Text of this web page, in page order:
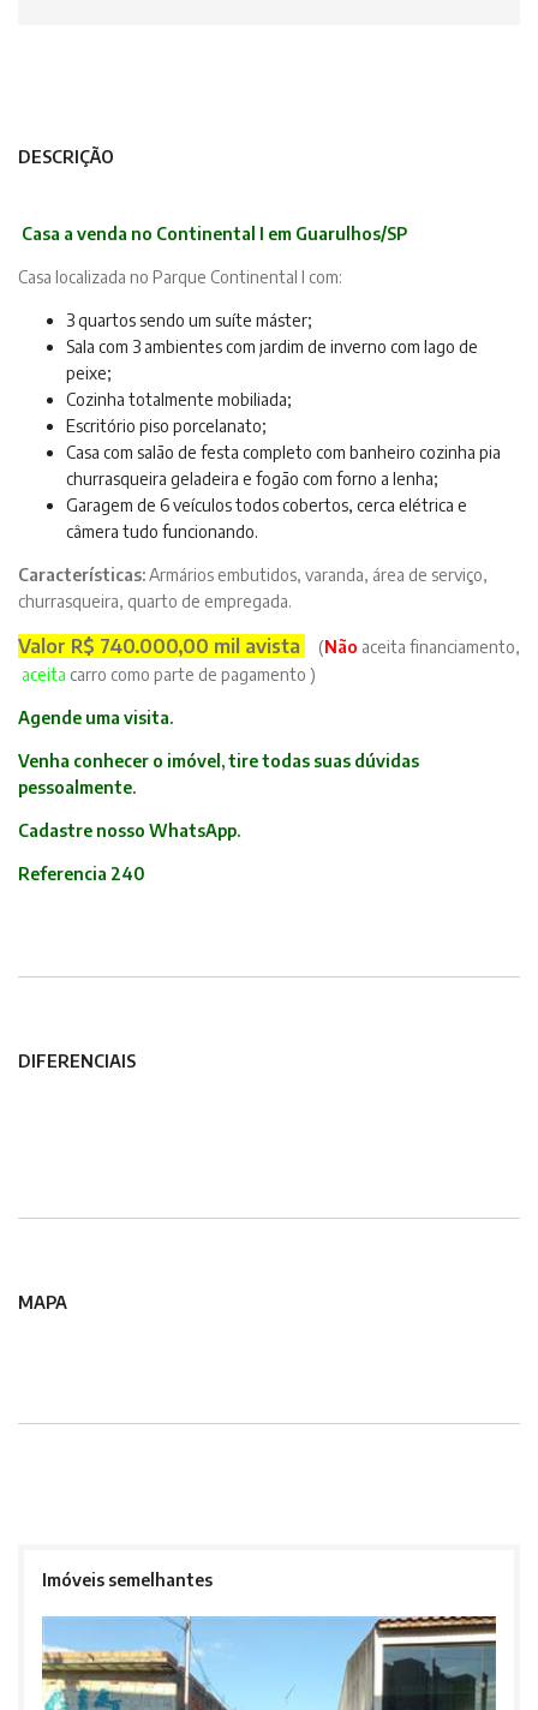
DESCRIÇÃO
Casa a venda no Continental I em Guarulhos/SP
Casa localizada no Parque Continental I com:
3 quartos sendo um suíte máster;
Sala com 3 ambientes com jardim de inverno com lago de
peixe;
Cozinha totalmente mobiliada;
Escritório piso porcelanato;
Casa com salão de festa completo com banheiro cozinha pia
churrasqueira geladeira e fogão com forno a lenha;
Garagem de 6 veículos todos cobertos, cerca elétrica e
câmera tudo funcionando.
Características:Armários embutidos, varanda, área de serviço,
churrasqueira, quarto de empregada.
Valor R$ 740.000,00 mil avista (Não aceita financiamento,
aceita carro como parte de pagamento )
Agende uma visita.
Venha conhecer o imóvel, tire todas suas dúvidas
pessoalmente.
Cadastre nosso WhatsApp.
Referencia 240
DIFERENCIAIS
MAPA
Imóveis semelhantes